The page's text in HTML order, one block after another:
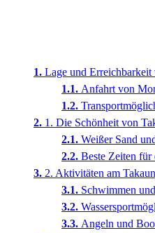
Lage und Erreichbarkeit
Anfahrt von
1. Die Schönheit von
Weißer Sand
Beste Zeiten für
2. Aktivitäten am
Schwimmen
Angeln und